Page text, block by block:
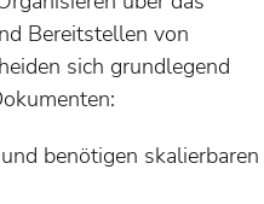
Bereitstellen von
sich grundlegend
benötigen skalierbaren